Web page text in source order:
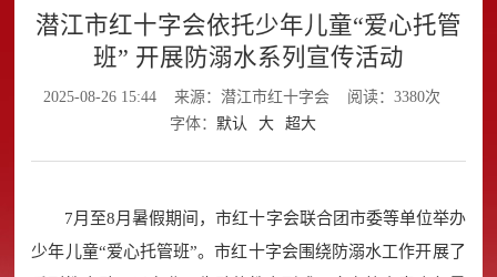
潜江市红十字会依托少年儿童“爱心托管
班” 开展防溺水系列宣传活动
2025-08-26 15:44 来源：潜江市红十字会
阅读：3380次
字体： 默认 大 超大
7月至8月暑假期间，市红十字会联合团市委等单位举办
少年儿童“爱心托管班”。市红十字会围绕防溺水工作开展了